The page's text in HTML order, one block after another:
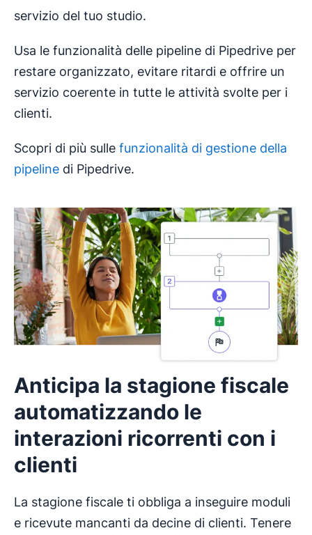
servizio del tuo studio.
Usa le funzionalità delle pipeline di Pipedrive per
restare organizzato, evitare ritardi e offrire un
servizio coerente in tutte le attività svolte per i
clienti.
Scopri di più sulle funzionalità di gestione della
pipeline di Pipedrive.
Anticipa la stagione fiscale
automatizzando le
interazioni ricorrenti con i
clienti
La stagione fiscale ti obbliga a inseguire moduli
e ricevute mancanti da decine di clienti. Tenere